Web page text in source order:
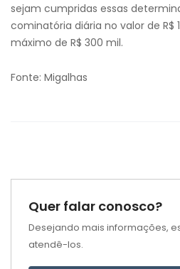
sejam cumpridas essas
cominatória diária no valor de R$
máximo de R$ 300 mil.
Fonte: Migalhas
Quer falar conosco?
Desejando mais informações,
atendê-los.